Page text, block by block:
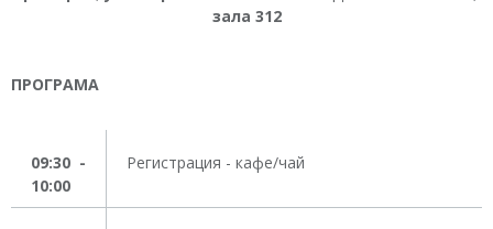
зала 312
ПРОГРАМА
09:30 -
10:00
Регистрация - кафе/чай